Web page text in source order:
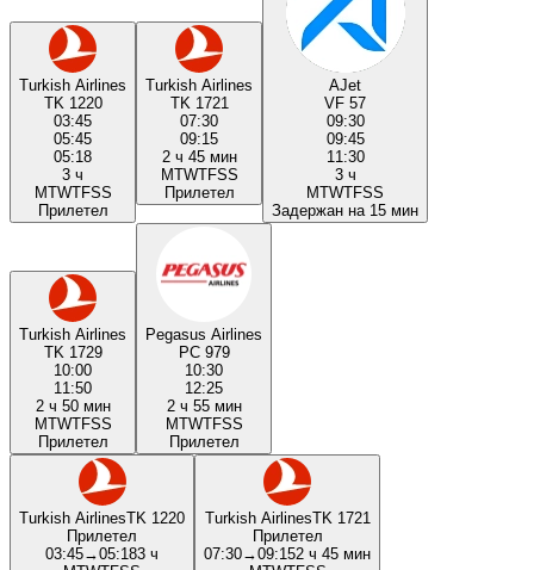
Turkish Airlines
TK 1220
03:45
05:45
05:18
3 ч
MTWTFSS
Прилетел
Turkish Airlines
TK 1721
07:30
09:15
2 ч 45 мин
MTWTFSS
Прилетел
AJet
VF 57
09:30
09:45
11:30
3 ч
MTWTFSS
Задержан на 15 мин
Turkish Airlines
TK 1729
10:00
11:50
2 ч 50 мин
MTWTFSS
Прилетел
Pegasus Airlines
PC 979
10:30
12:25
2 ч 55 мин
MTWTFSS
Прилетел
Turkish AirlinesTK 1220
Прилетел
03:45→05:183 ч
Turkish AirlinesTK 1721
Прилетел
07:30→09:152 ч 45 мин